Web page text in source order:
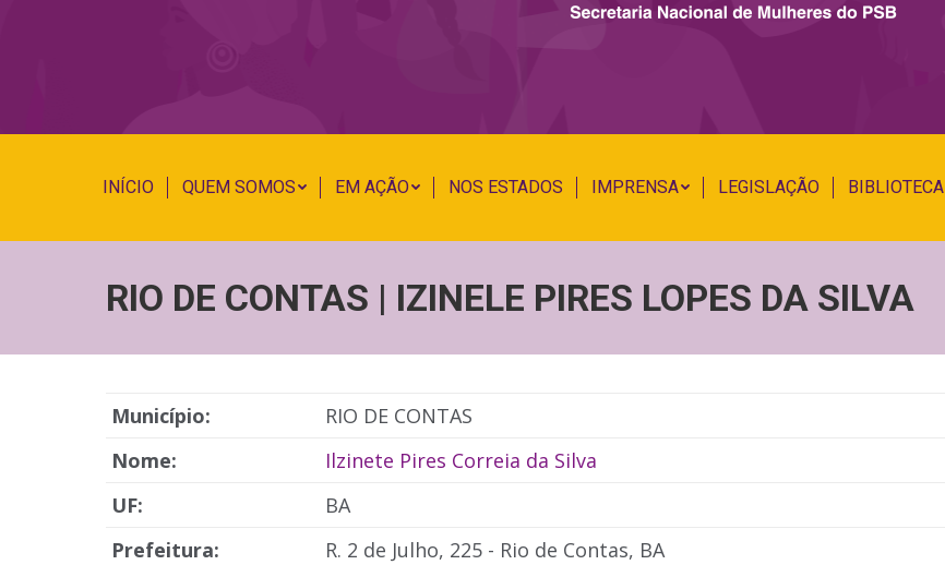
INÍCIO QUEM SOMOS EM AÇÃO NOS ESTADOS IMPRENSA LEGISLAÇÃO BIBLIOTECA
RIO DE CONTAS | IZINELE PIRES LOPES DA SILVA
Município:
RIO DE CONTAS
Nome:
Ilzinete Pires Correia da Silva
UF:
BA
Prefeitura:
R. 2 de Julho, 225 - Rio de Contas, BA